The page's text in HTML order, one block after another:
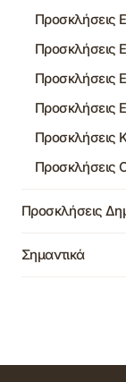
Προσκλήσεις
Προσκλήσεις
Προσκλήσεις
Προσκλήσεις
Προσκλήσεις
Προσκλήσεις
Προσκλήσεις
Σημαντικά